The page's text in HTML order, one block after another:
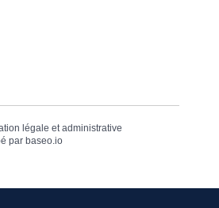
légale et administrative
par baseo.io